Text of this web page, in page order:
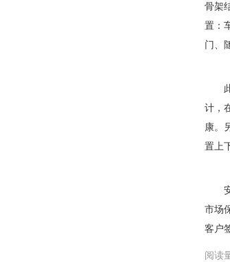
骨架
置：
门、
此
计，
康。
置上
安
市场
客户
阅读